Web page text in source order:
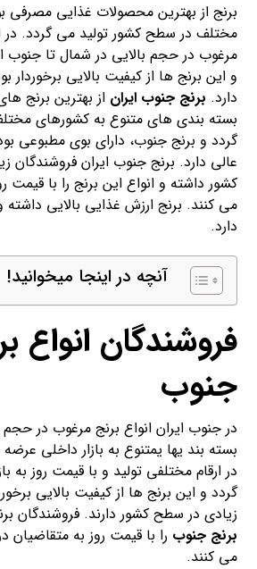
برنج از بهترین محصولات غذایی مصرفی
مختلف در سطح کشور تولید می گردد. در
مرغوب در حجم بالایی در شمال تا
و این برنج ها از کیفیت بالایی
دارد. برنج جنوب ایران از بهترین برنج
بسته بندی های متنوع به کشورهای
گردد و برنج جنوب، دارای بوی مطبوعی
عالی دارد. برنج جنوب ایران فروشندگان
کشور داشته و انواع این برنج را با قیمت
می کنند. برنج ارزش غذایی بالایی
دارد.
آنچه در اینجا میخوانید!
فروشندگان انواع
جنوب
در جنوب ایران انواع برنج مرغوب در حجم
بسته بند یها یمتنوع به بازار داخلی
در ارقام مختلفی تولید و با قیمت روز به
گردد و این برنج ها از کیفیت بالایی
زیادی در سطح کشور دارند. فروشندگان
برنج جنوب را با قیمت روز به
می کنند.